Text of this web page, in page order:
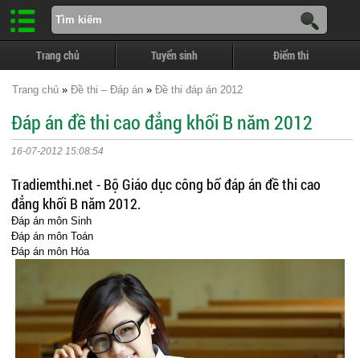
Trang chủ Tuyển sinh Điểm thi
Trang chủ » Đề thi – Đáp án » Đề thi đáp án 2012
Đáp án đề thi cao đẳng khối B năm 2012
16-07-2012 15:08:54
Tradiemthi.net - Bộ Giáo dục công bố đáp án đề thi cao
đẳng khối B năm 2012.
Đáp án môn Sinh
Đáp án môn Toán
Đáp án môn Hóa